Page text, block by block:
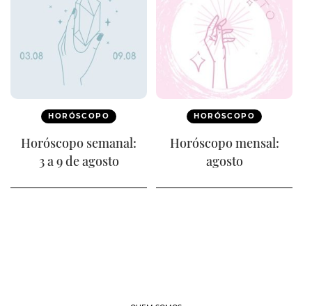
HORÓSCOPO
Horóscopo semanal:
3 a 9 de agosto
HORÓSCOPO
Horóscopo mensal:
agosto